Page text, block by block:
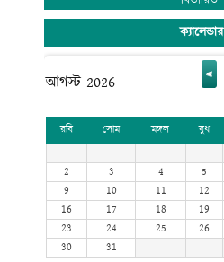
ক্যালেন্ডার
আগস্ট 2026 <
রবি সোম মঙ্গল বুধ
2
3 4 5
9
10 11 12
16
17 18 19
23
24 25 26
30
31